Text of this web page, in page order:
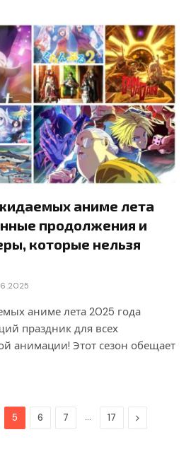
аниме лета
продолжения и
которые нельзя
аниме лета 2025 года
праздник для всех
анимации! Этот сезон обещает
5 6 7 … 17 Next